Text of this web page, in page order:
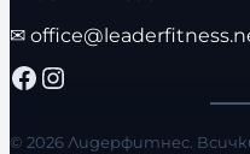
✉
Facebook Instagram
© 2026 Лидерфитнес.